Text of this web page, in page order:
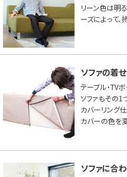
リーン色は明
ーズによって
ソファの着
テーブル・TV
ソファもその1
カバーリング
カバーの色を
ソファに合